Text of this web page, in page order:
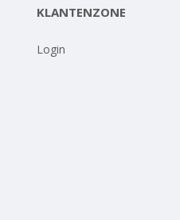
KLANTENZONE
Login